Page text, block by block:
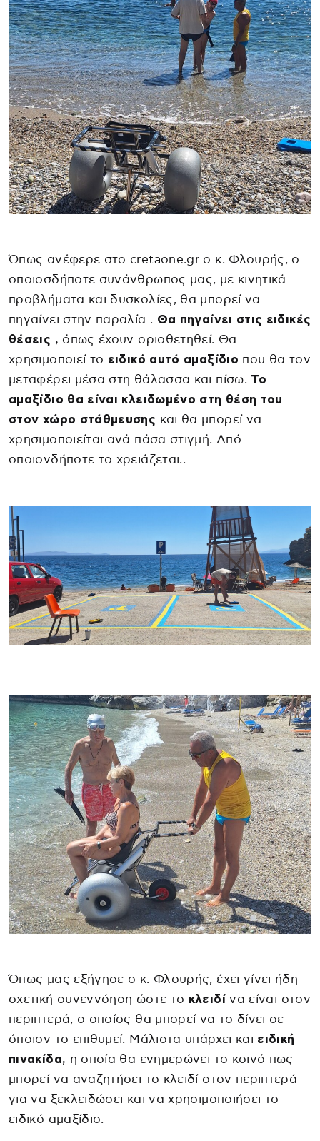
Όπως ανέφερε στο cretaone.gr o κ. Φλουρής, ο
οποιοσδήποτε συνάνθρωπος μας, με κινητικά
προβλήματα και δυσκολίες, θα μπορεί να
πηγαίνει στην παραλία . Θα πηγαίνει στις ειδικές
θέσεις , όπως έχουν οριοθετηθεί. Θα
χρησιμοποιεί το ειδικό αυτό αμαξίδιο που θα τον
μεταφέρει μέσα στη θάλασσα και πίσω. Το
αμαξίδιο θα είναι κλειδωμένο στη θέση του
στον χώρο στάθμευσης και θα μπορεί να
χρησιμοποιείται ανά πάσα στιγμή. Από
οποιονδήποτε το χρειάζεται..
Όπως μας εξήγησε ο κ. Φλουρής, έχει γίνει ήδη
σχετική συνεννόηση ώστε το κλειδίνα είναι στον
περιπτερά, ο οποίος θα μπορεί να το δίνει σε
όποιον το επιθυμεί. Μάλιστα υπάρχει και ειδική
πινακίδα, η οποία θα ενημερώνει το κοινό πως
μπορεί να αναζητήσει το κλειδί στον περιπτερά
για να ξεκλειδώσει και να χρησιμοποιήσει το
ειδικό αμαξίδιο.